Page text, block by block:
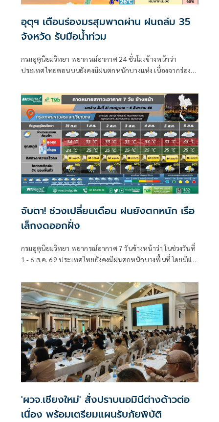
อุตุฯ เตือนร่องมรสุมพาดผ่าน ฝนถล่ม 35
จังหวัด รับมือน้ำท่วม
กรมอุตุนิยมวิทยา พยากรณ์อากาศ 24 ชั่วโมงข้างหน้าว่า
ประเทศไทยตอนบนยังคงมีฝนตกหนักบางแห่ง เนื่องจากร่อง
จับตา! ช่วงเปลี่ยนเดือน ฝนยังตกหนัก เรือ
เล็กงดออกฝั่ง
กรมอุตุนิยมวิทยา พยากรณ์อากาศ 7 วันข้างหน้าว่า ในช่วงวันที่
1 - 6 ส.ค. 69 ประเทศไทยยังคงมีฝนตกหนักบางพื้นที่ โดยมีฝน
'ผวจ.เชียงใหม่' สั่งปราบนอมินีต่างด้าวต่อ
เนื่อง พร้อมเตรียมแผนรับภัยพิบัติ